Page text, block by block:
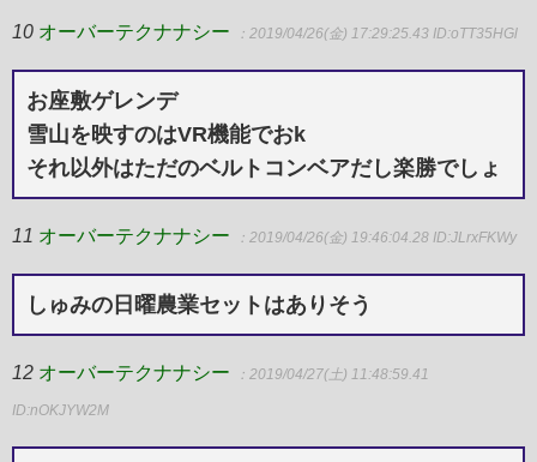
10 オーバーテクナナシー ：2019/04/26(金) 17:29:25.43 ID:oTT35HGl
お座敷ゲレンデ
雪山を映すのはVR機能でおk
それ以外はただのベルトコンベアだし楽勝でしょ
11 オーバーテクナナシー ：2019/04/26(金) 19:46:04.28 ID:JLrxFKWy
しゅみの日曜農業セットはありそう
12 オーバーテクナナシー ：2019/04/27(土) 11:48:59.41
ID:nOKJYW2M